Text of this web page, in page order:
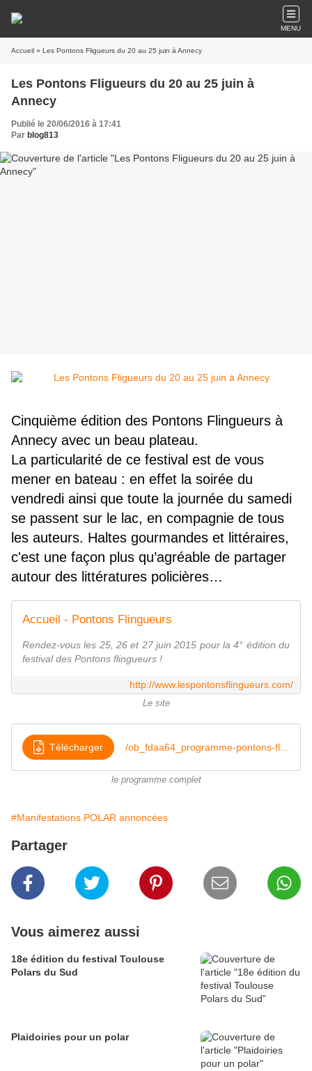
MENU
Accueil » Les Pontons Fligueurs du 20 au 25 juin à Annecy
Les Pontons Fligueurs du 20 au 25 juin à
Annecy
Publié le 20/06/2016 à 17:41
Par blog813
Cinquième édition des Pontons Flingueurs à
Annecy avec un beau plateau.
La particularité de ce festival est de vous
mener en bateau : en effet la soirée du
vendredi ainsi que toute la journée du samedi
se passent sur le lac, en compagnie de tous
les auteurs. Haltes gourmandes et littéraires,
c'est une façon plus qu’agréable de partager
autour des littératures policières…
Accueil - Pontons Flingueurs
Rendez-vous les 25, 26 et 27 juin 2015 pour la 4° édition du
festival des Pontons flingueurs !
http://www.lespontonsflingueurs.com/
Le site
Télécharger
le programme complet
#Manifestations POLAR annoncées
Partager
Vous aimerez aussi
18e édition du festival Toulouse
Polars du Sud
Plaidoiries pour un polar